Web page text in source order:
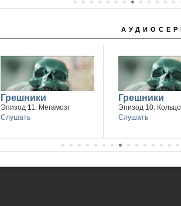
Грешники
Эпизод 11. Мегамозг
Слушать
Грешники
Эпизод 10. Кольцо
Слушать